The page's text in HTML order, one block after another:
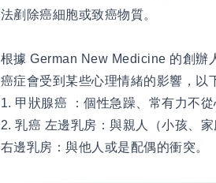
法剷除癌細胞或致癌物質。
根據 German New Medicine 的創辦
癌症會受到某些心理情緒的影響，以
1. 甲狀腺癌 ：個性急躁、常有力不從
2. 乳癌 左邊乳房：與親人（小孩、家
右邊乳房：與他人或是配偶的衝突。